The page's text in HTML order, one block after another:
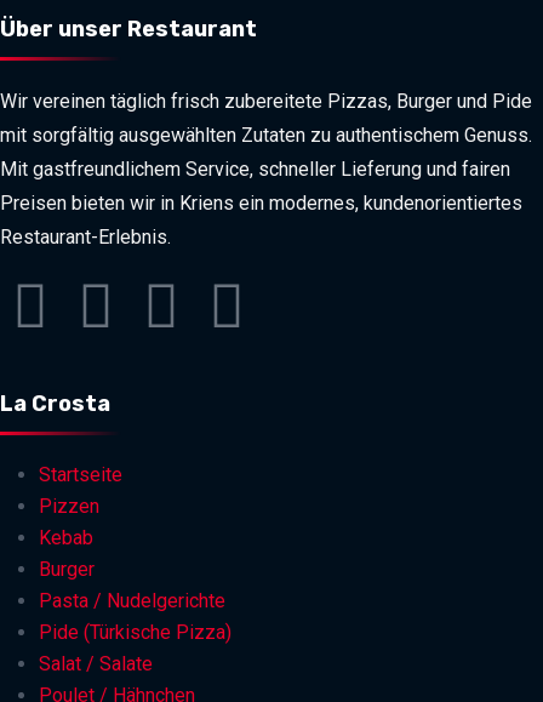
Über unser Restaurant
Wir vereinen täglich frisch zubereitete Pizzas, Burger und Pide
mit sorgfältig ausgewählten Zutaten zu authentischem Genuss.
Mit gastfreundlichem Service, schneller Lieferung und fairen
Preisen bieten wir in Kriens ein modernes, kundenorientiertes
Restaurant-Erlebnis.
La Crosta
Startseite
Pizzen
Kebab
Burger
Pasta / Nudelgerichte
Pide (Türkische Pizza)
Salat / Salate
Poulet / Hähnchen